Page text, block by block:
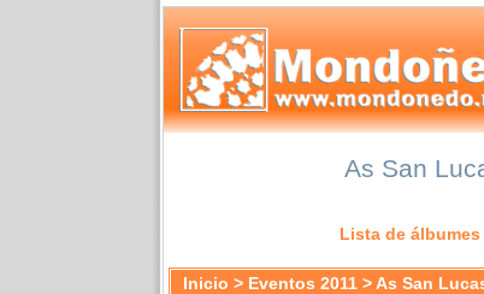
As San
Lista de álbumes
Inicio > Eventos 2011>As San